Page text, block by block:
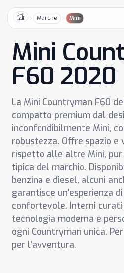
HomeMarche Mini
Mini
F60 2020
La Mini Countryman F60
compatto premium dal
inconfondibilmente Mini,
robustezza. Offre spazio
rispetto alle altre Mini,
tipica del marchio.
benzina e diesel, alcuni
garantisce un'esperienza
confortevole. Interni
tecnologia moderna e
ogni Countryman unica.
per l'avventura.